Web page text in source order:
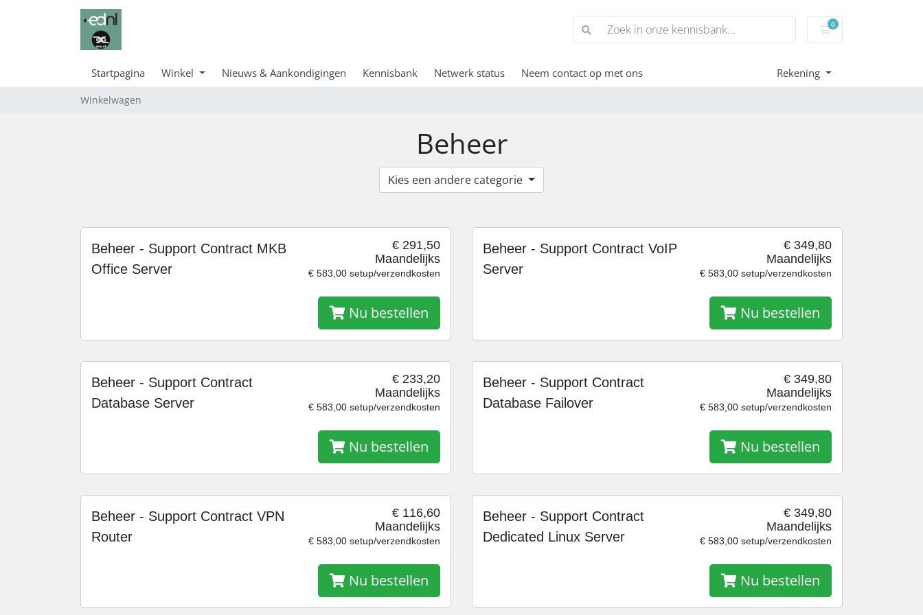
0
Winkelwagen
Startpagina Winkel Nieuws & Aankondigingen Kennisbank Netwerk status Neem contact op met ons Rekening
Winkelwagen
Beheer
Kies een andere categorie
€ 291,50
Maandelijks
€ 583,00 setup/verzendkosten
Beheer - Support Contract MKB
Office Server
Nu bestellen
€ 349,80
Maandelijks
€ 583,00 setup/verzendkosten
Beheer - Support Contract VoIP
Server
Nu bestellen
€ 233,20
Maandelijks
€ 583,00 setup/verzendkosten
Beheer - Support Contract
Database Server
Nu bestellen
€ 349,80
Maandelijks
€ 583,00 setup/verzendkosten
Beheer - Support Contract
Database Failover
Nu bestellen
€ 116,60
Maandelijks
€ 583,00 setup/verzendkosten
Beheer - Support Contract VPN
Router
Nu bestellen
€ 349,80
Maandelijks
€ 583,00 setup/verzendkosten
Beheer - Support Contract
Dedicated Linux Server
Nu bestellen